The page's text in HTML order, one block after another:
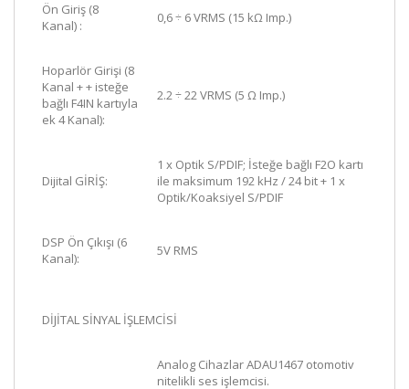
Ön Giriş (8
Kanal) : 0,6 ÷ 6 VRMS (15 kΩ Imp.)
Hoparlör Girişi (8
Kanal + + isteğe
bağlı F4IN kartıyla
ek 4 Kanal):
2.2 ÷ 22 VRMS (5 Ω Imp.)
Dijital GİRİŞ:
1 x Optik S/PDIF; İsteğe bağlı F2O kartı
ile maksimum 192 kHz / 24 bit + 1 x
Optik/Koaksiyel S/PDIF
DSP Ön Çıkışı (6
Kanal):
5V RMS
DİJİTAL SİNYAL İŞLEMCİSİ
Analog Cihazlar ADAU1467 otomotiv
nitelikli ses işlemcisi.